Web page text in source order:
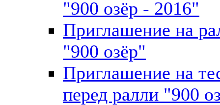
"900 озёр - 2016"
Приглашение на
"900 озёр"
Приглашение на
перед ралли "900